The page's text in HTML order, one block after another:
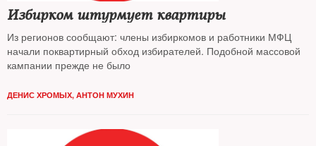
Избирком штурмует квартиры
Из регионов сообщают: члены избиркомов и работники МФЦ
начали поквартирный обход избирателей. Подобной массовой
кампании прежде не было
ДЕНИС ХРОМЫХ, АНТОН МУХИН